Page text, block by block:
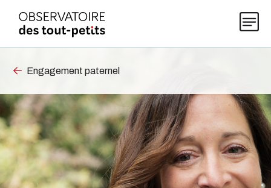
Thématiques
Explorer les données 0-5
Publications
Engagement paternel